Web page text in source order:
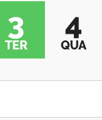
3
TER
4
QUA